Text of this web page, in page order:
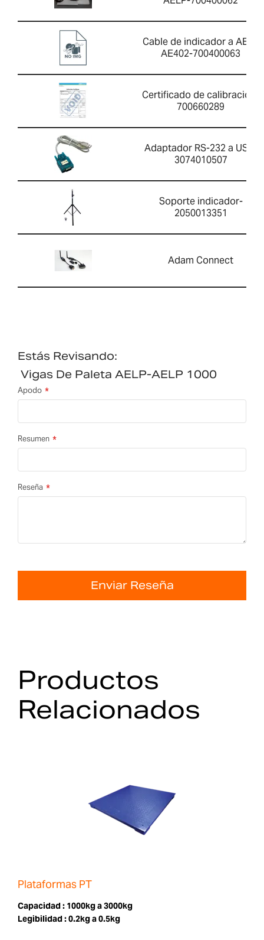
Cable de indicador a AELP
AE402-700400063
Certificado de calibración-
700660289
Adaptador RS-232 a USB-
3074010507
Soporte indicador-
2050013351
Adam Connect
Estás Revisando:
Vigas De Paleta AELP-AELP 1000
Apodo
Resumen
Reseña
Enviar Reseña
Productos
Relacionados
Plataformas PT
Capacidad : 1000kg a 3000kg
Legibilidad :0.2kg a 0.5kg